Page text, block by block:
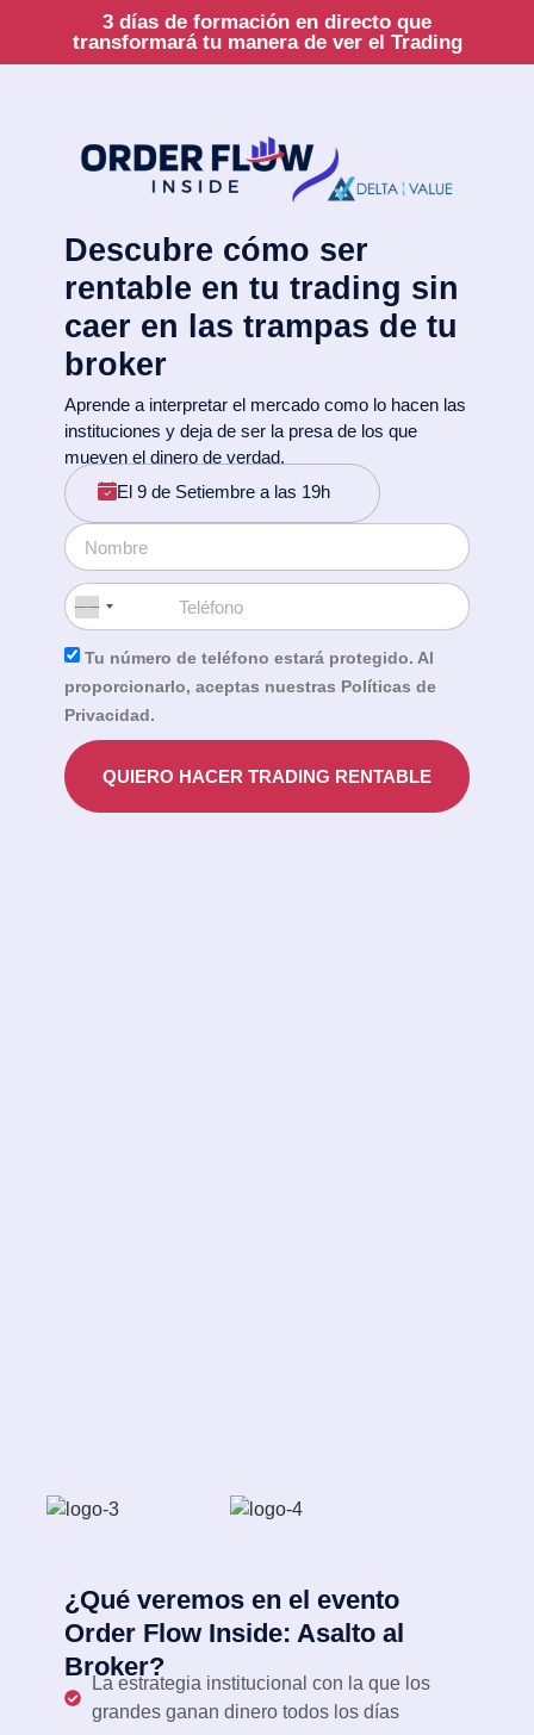
3 días de formación en directo que
transformará tu manera de ver el Trading
Descubre cómo ser
rentable en tu trading sin
caer en las trampas de tu
broker
Aprende a interpretar el mercado como lo hacen las
instituciones y deja de ser la presa de los que
mueven el dinero de verdad.
El 9 de Setiembre a las 19h
No
selected
Tu número de teléfono estará protegido. Al
proporcionarlo, aceptas nuestras Políticas de
Privacidad.
QUIERO HACER TRADING RENTABLE
¿Qué veremos en el evento
Order Flow Inside: Asalto al
Broker?
La estrategia institucional con la que los
grandes ganan dinero todos los días